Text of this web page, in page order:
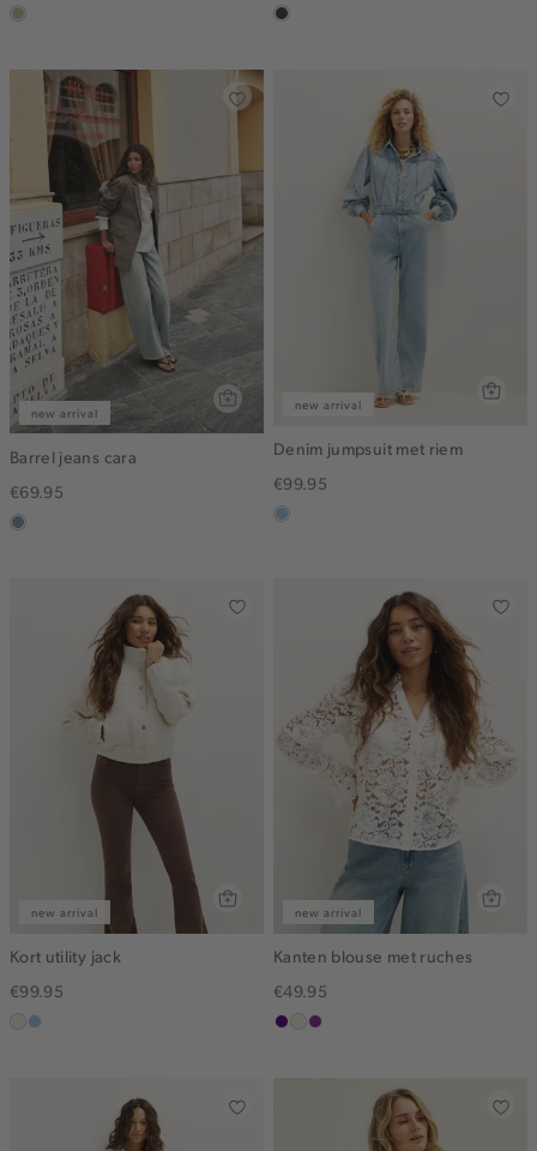
lichtzand
choco
new arrival
Barrel jeans cara
€69.95
dusty
new arrival
Denim jumpsuit met riem
€99.95
blauw,
new arrival
Kort utility jack
€99.95
ecrulichtblauw
new arrival
Kanten blouse met ruches
€49.95
indigo
ecrumiddenpaars